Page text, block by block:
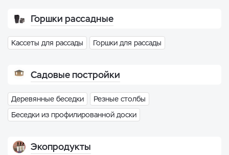
Горшки рассадные
Кассеты для рассады Горшки для рассады
Садовые постройки
Деревянные беседки
Резные столбы
Беседки из профилированной доски
Экопродукты